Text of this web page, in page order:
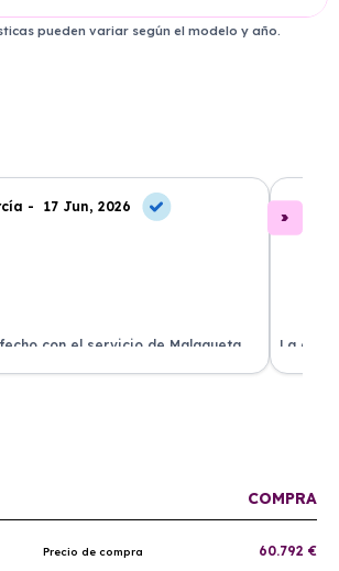
pueden variar según el modelo y año.
- 17 Jun, 2026
con el servicio de Malagueta
llegó en perfectas condiciones y el
La
ha
COMPRA
Precio de compra 60.792 €